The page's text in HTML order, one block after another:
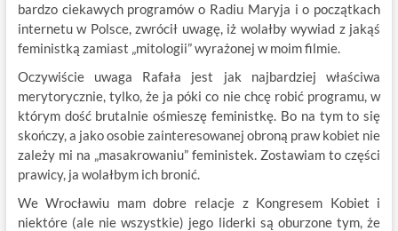
bardzo ciekawych programów o Radiu Maryja i o początkach
internetu w Polsce, zwrócił uwagę, iż wolałby wywiad z jakąś
feministką zamiast „mitologii” wyrażonej w moim filmie.
Oczywiście uwaga Rafała jest jak najbardziej właściwa
merytorycznie, tylko, że ja póki co nie chcę robić programu, w
którym dość brutalnie ośmieszę feministkę. Bo na tym to się
skończy, a jako osobie zainteresowanej obroną praw kobiet nie
zależy mi na „masakrowaniu” feministek. Zostawiam to części
prawicy, ja wolałbym ich bronić.
We Wrocławiu mam dobre relacje z Kongresem Kobiet i
niektóre (ale nie wszystkie) jego liderki są oburzone tym, że